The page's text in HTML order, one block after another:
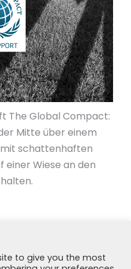
The Global Compact:
Mitte über einem
schattenhaften
einer Wiese an den
to give you the most